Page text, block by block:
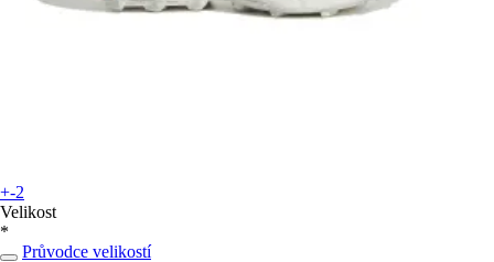
+-2
Velikost
*
Průvodce velikostí